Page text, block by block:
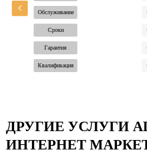
Обслуживание
Сроки
Гарантия
Квалификация
ДРУГИЕ УСЛУГИ
ИНТЕРНЕТ